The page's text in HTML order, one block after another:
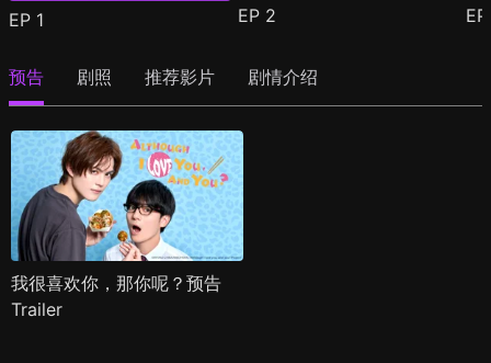
EP 1 EP 2
预告 剧照 推荐影片 剧情介绍
我很喜欢你，那你呢？预告
Trailer